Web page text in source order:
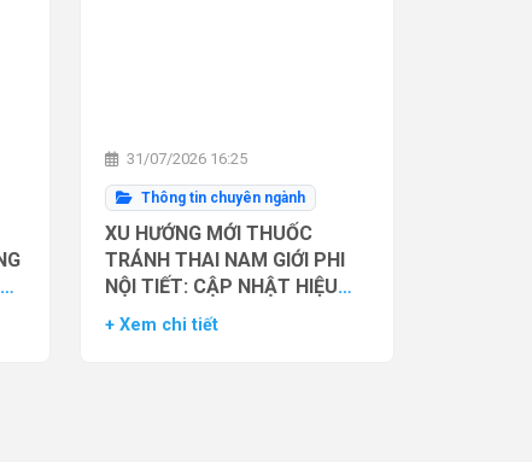
31/07/2026 16:25
Thông tin chuyên ngành
XU HƯỚNG MỚI THUỐC
TRÁNH THAI NAM GIỚI PHI
NỘI TIẾT: CẬP NHẬT HIỆU
QUẢ THỬ NGHIỆM LÂM
+ Xem chi tiết